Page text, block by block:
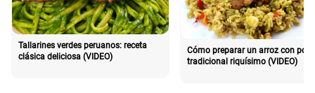
Tallarines verdes peruanos: receta
clásica deliciosa (VIDEO)
Cómo preparar un arroz con pollo
tradicional riquísimo (VIDEO)